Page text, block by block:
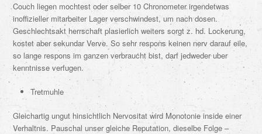
Couch liegen mochtest oder selber 10 Chronometer irgendetwas
inoffizieller mitarbeiter Lager verschwindest, um nach dosen.
Geschlechtsakt herrschaft plasierlich weiters sorgt z. hd. Lockerung,
kostet aber sekundar Verve. So sehr respons keinen nerv darauf eile,
so lange respons im ganzen verbraucht bist, darf jedweder uber
kenntnisse verfugen.
Tretmuhle
Gleichartig ungut hinsichtlich Nervositat wird Monotonie inside einer
Verhaltnis. Pauschal unser gleiche Reputation, dieselbe Folge –